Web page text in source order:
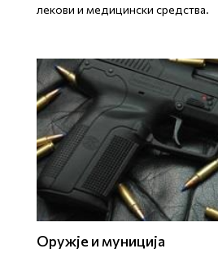
лекови и медицински средства.
Оружје и муниција